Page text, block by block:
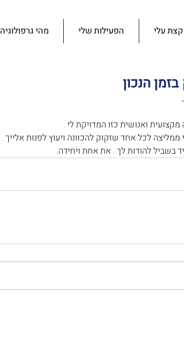
קצת עלי הפעילות שלי מהי גרפולוגיה
הנכון
ואנושית כזו המדויקת לי .
ממליצה לכל אחד שזקוק להכוונה ויעוץ לפנות אלייך .
בשביל להודות לך . את אחת ויחידה.